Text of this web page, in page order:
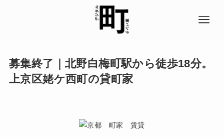
募集終了｜北野白梅町駅から徒歩18分。
上京区姥ケ西町の貸町家